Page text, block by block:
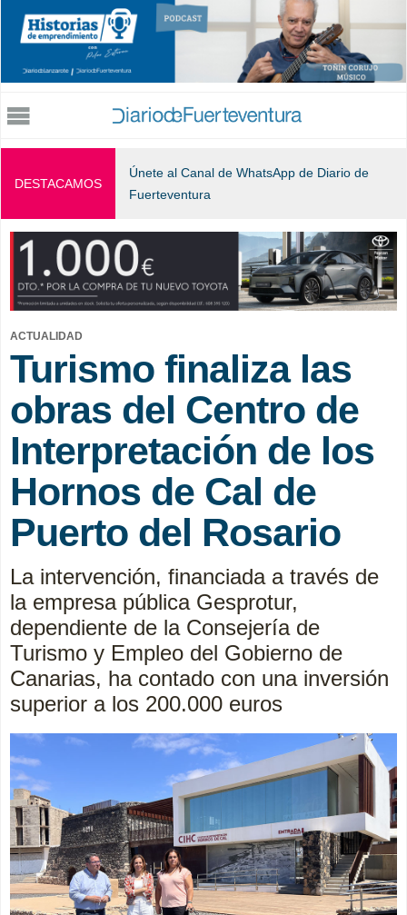
Jump to navigation
DESTACAMOS
Únete al Canal de WhatsApp de Diario de
Fuerteventura
ACTUALIDAD
Turismo finaliza las
obras del Centro de
Interpretación de los
Hornos de Cal de
Puerto del Rosario
La intervención, financiada a través de
la empresa pública Gesprotur,
dependiente de la Consejería de
Turismo y Empleo del Gobierno de
Canarias, ha contado con una inversión
superior a los 200.000 euros